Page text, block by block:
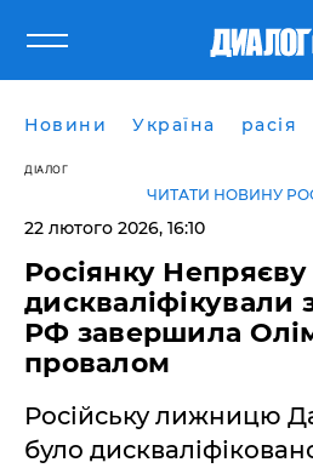
Новини Україна расія
ДІАЛОГ
ЧИТАТИ НОВИНУ
22 лютого 2026, 16:10
Росіянку Непряєву
дискваліфікували
РФ завершила
провалом
Російську лижницю
було